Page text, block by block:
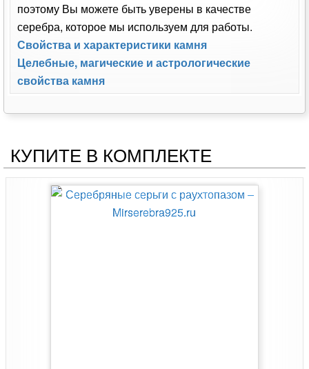
поэтому Вы можете быть уверены в качестве
серебра, которое мы используем для работы.
Свойства и характеристики камня
Целебные, магические и астрологические
свойства камня
КУПИТЕ В КОМПЛЕКТЕ